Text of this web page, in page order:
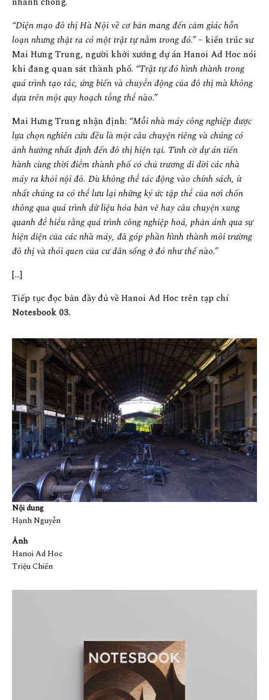
“Diện mạo đô thị Hà Nội về cơ bản mang đến cảm giác hỗn
loạn nhưng thật ra có một trật tự nằm trong đó.”– kiến trúc sư
Mai Hưng Trung, người khởi xướng dự án Hanoi Ad Hoc nói
khi đang quan sát thành phố. “Trật tự đó hình thành trong
quá trình tạo tác, ứng biến và chuyển động của đô thị mà không
dựa trên một quy hoạch tổng thể nào.”
Mai Hưng Trung nhận định: “Mỗi nhà máy công nghiệp được
lựa chọn nghiên cứu đều là một câu chuyện riêng và chúng có
ảnh hưởng nhất định đến đô thị hiện tại. Tình cờ dự án tiến
hành cùng thời điểm thành phố có chủ trương di dời các nhà
máy ra khỏi nội đô. Dù không thể tác động vào chính sách, ít
nhất chúng ta có thể lưu lại những ký ức tập thể của nơi chốn
thông qua quá trình dữ liệu hóa bản vẽ hay câu chuyện xung
quanh để hiểu rằng quá trình công nghiệp hoá, phản ánh qua sự
hiện diện của các nhà máy, đã góp phần hình thành môi trường
đô thị và thói quen của cư dân sống ở đó như thế nào.”
[…]
Tiếp tục đọc bản đầy đủ về Hanoi Ad Hoc trên tạp chí
Notesbook 03.
Nội dung
Hạnh Nguyễn
Ảnh
Hanoi Ad Hoc
Triệu Chiến